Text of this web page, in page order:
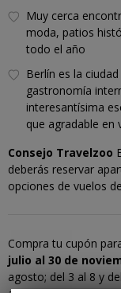
Muy cerca
moda, patios
todo el año
Berlín es la
gastronomía
interesantísima
que agradable en
Consejo Travelzoo
deberás reservar
opciones de vuelos
Compra tu cupón
julio al 30 de
agosto; del 3 al 8 y